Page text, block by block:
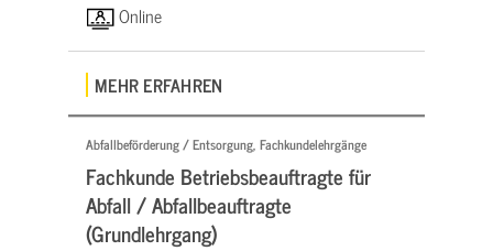
Online
MEHR ERFAHREN
Abfallbeförderung / Entsorgung, Fachkundelehrgänge
Fachkunde Betriebsbeauftragte für
Abfall / Abfallbeauftragte
(Grundlehrgang)